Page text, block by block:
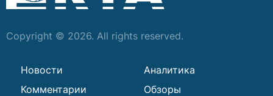
Copyright © 2026. All rights reserved.
Новости
Аналитика
Комментарии
Обзоры